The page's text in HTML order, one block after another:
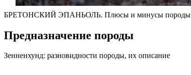
БРЕТОНСКИЙ ЭПАНЬОЛЬ. Плюсы и минусы породы
Предназначение породы
Зенненхунд: разновидности породы, их описание